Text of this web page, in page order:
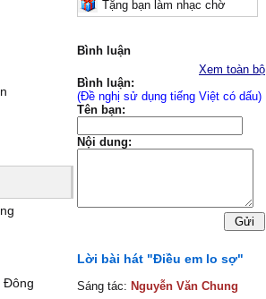
Đông
Tặng bạn làm nhạc chờ
Bình luận
Xem toàn bộ
Bình luận:
(Đề nghị sử dụng tiếng Việt có dấu)
Tên bạn:
Nội dung:
Lời bài hát "Điều em lo sợ"
Sáng tác: Nguyễn Văn Chung